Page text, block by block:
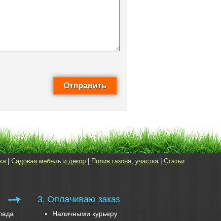
| Садовая мебель и декор Полив газона, участка Статьи
3. Оплачиваю заказ
Наличными курьеру